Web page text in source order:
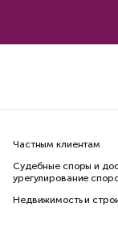
Частным клиентам
Судебные споры и
урегулирование
Недвижимость и